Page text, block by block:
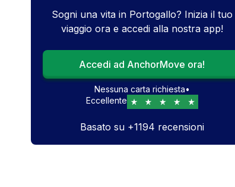
Sogni una vita in Portogallo? Inizia il tuo
viaggio ora e accedi alla nostra app!
Accedi ad AnchorMove ora!
Nessuna carta richiesta•
Eccellente
Basato su +1194 recensioni